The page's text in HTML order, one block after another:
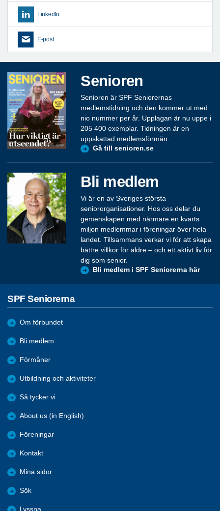
LinkedIn
E-post
Senioren
Senioren är SPF Seniorernas
medlemstidning och den kommer ut med
nio nummer per år. Upplagan är nu uppe i
205 400 exemplar. Tidningen är en
uppskattad medlemsförmån.
Gå till senioren.se
Bli medlem
Vi är en av Sveriges största
seniororganisationer. Hos oss delar du
gemenskapen med närmare en kvarts
miljon medlemmar i föreningar över hela
landet. Tillsammans verkar vi för att skapa
bättre villkor för äldre – och ett aktivt liv för
dig som senior.
Bli medlem i SPF Seniorerna här
SPF Seniorerna
Om förbundet
Bli medlem
Förmåner
Utbildning och aktiviteter
Så tycker vi
About us (in English)
Föreningar
Kontakt
Mina sidor
Sök
Lyssna